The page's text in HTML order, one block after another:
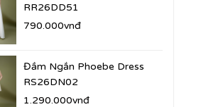
RR26DD51
790.000vnđ
Đầm Ngắn Phoebe Dress
RS26DN02
1.290.000vnđ